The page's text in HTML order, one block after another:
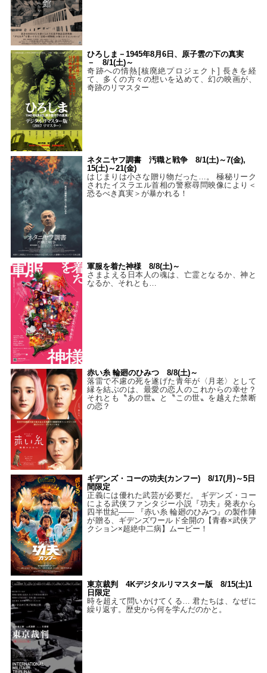
ひろしま－1945年8月6日、原子雲の下の真実
－ 8/1(土)～
奇跡への情熱[核廃絶プロジェクト] 長きを経
て、多くの方々の想いを込めて、幻の映画が、
奇跡のリマスター
ネタニヤフ調書 汚職と戦争 8/1(土)～7(金),
15(土)～21(金)
はじまりは小さな贈り物だった…。 極秘リーク
されたイスラエル首相の警察尋問映像により＜
恐るべき真実＞が暴かれる！
軍服を着た神様 8/8(土)～
さまよえる日本人の魂は、亡霊となるか、神と
なるか、それとも…
赤い糸 輪廻のひみつ 8/8(土)～
落雷で不慮の死を遂げた青年が〈月老〉として
縁を結ぶのは、最愛の恋人のこれからの幸せ？
それとも〝あの世〟と〝この世〟を越えた禁断
の恋？
ギデンズ・コーの功夫(カンフー) 8/17(月)～5日
間限定
正義には優れた武芸が必要だ。 ギデンズ・コー
による武侠ファンタジー小説『功夫』発表から
四半世紀―― 『赤い糸 輪廻のひみつ』の製作陣
が贈る、ギデンズワールド全開の【青春×武侠ア
クション×超絶中二病】ムービー！
東京裁判 4Kデジタルリマスター版 8/15(土)1
日限定
時を超えて問いかけてくる… 君たちは、なぜに
繰り返す。歴史から何を学んだのかと。